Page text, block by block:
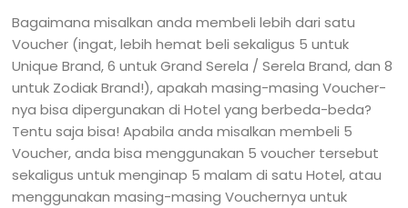
Bagaimana misalkan anda membeli lebih dari satu
Voucher (ingat, lebih hemat beli sekaligus 5 untuk
Unique Brand, 6 untuk Grand Serela / Serela Brand, dan 8
untuk Zodiak Brand!), apakah masing-masing Voucher-
nya bisa dipergunakan di Hotel yang berbeda-beda?
Tentu saja bisa! Apabila anda misalkan membeli 5
Voucher, anda bisa menggunakan 5 voucher tersebut
sekaligus untuk menginap 5 malam di satu Hotel, atau
menggunakan masing-masing Vouchernya untuk